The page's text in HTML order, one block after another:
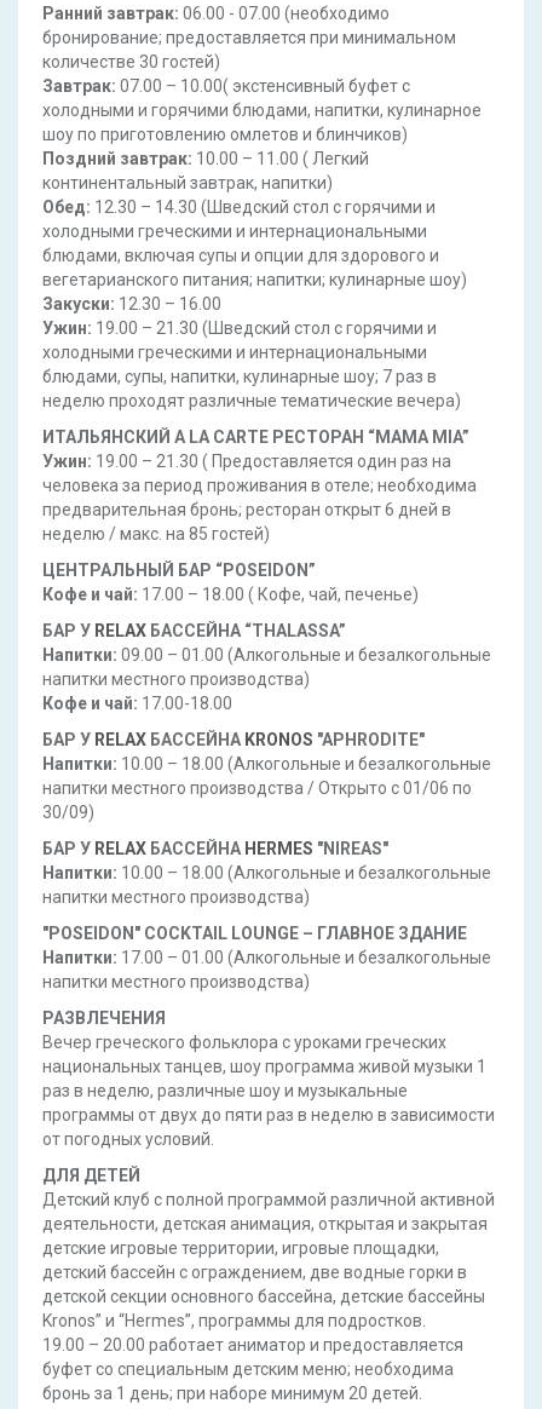
Ранний завтрак: 06.00 - 07.00 (необходимо
бронирование; предоставляется при минимальном
количестве 30 гостей)
Завтрак: 07.00 – 10.00( экстенсивный буфет с
холодными и горячими блюдами, напитки, кулинарное
шоу по приготовлению омлетов и блинчиков)
Поздний завтрак: 10.00 – 11.00 ( Легкий
континентальный завтрак, напитки)
Обед: 12.30 – 14.30 (Шведский стол с горячими и
холодными греческими и интернациональными
блюдами, включая супы и опции для здорового и
вегетарианского питания; напитки; кулинарные шоу)
Закуски: 12.30 – 16.00
Ужин: 19.00 – 21.30 (Шведский стол с горячими и
холодными греческими и интернациональными
блюдами, супы, напитки, кулинарные шоу; 7 раз в
неделю проходят различные тематические вечера)
ИТАЛЬЯНСКИЙ A LA CARTE РЕСТОРАН “MAMA MIA”
Ужин: 19.00 – 21.30 ( Предоставляется один раз на
человека за период проживания в отеле; необходима
предварительная бронь; ресторан открыт 6 дней в
неделю / макс. на 85 гостей)
ЦЕНТРАЛЬНЫЙ БАР “POSEIDON”
Кофе и чай: 17.00 – 18.00 ( Кофе, чай, печенье)
БАР У RELAX БАССЕЙНА “THALASSA”
Напитки: 09.00 – 01.00 (Алкогольные и безалкогольные
напитки местного производства)
Кофе и чай: 17.00-18.00
БАР У RELAX БАССЕЙНА KRONOS "APHRODITE"
Напитки: 10.00 – 18.00 (Алкогольные и безалкогольные
напитки местного производства / Открыто с 01/06 по
30/09)
БАР У RELAX БАССЕЙНА HERMES "NIREAS"
Напитки: 10.00 – 18.00 (Алкогольные и безалкогольные
напитки местного производства)
"POSEIDON" COCKTAIL LOUNGE – ГЛАВНОЕ ЗДАНИЕ
Напитки: 17.00 – 01.00 (Алкогольные и безалкогольные
напитки местного производства)
РАЗВЛЕЧЕНИЯ
Вечер греческого фольклора с уроками греческих
национальных танцев, шоу программа живой музыки 1
раз в неделю, различные шоу и музыкальные
программы от двух до пяти раз в неделю в зависимости
от погодных условий.
ДЛЯ ДЕТЕЙ
Детский клуб с полной программой различной активной
деятельности, детская анимация, открытая и закрытая
детские игровые территории, игровые площадки,
детский бассейн с ограждением, две водные горки в
детской секции основного бассейна, детские бассейны
Kronos” и “Hermes”, программы для подростков.
19.00 – 20.00 работает аниматор и предоставляется
буфет со специальным детским меню; необходима
бронь за 1 день; при наборе минимум 20 детей.